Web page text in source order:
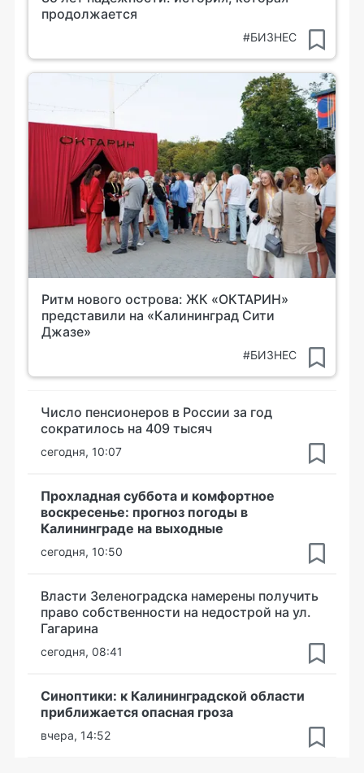
продолжается
#БИЗНЕС
Ритм нового острова: ЖК «ОКТАРИН»
представили на «Калининград Сити
Джазе»
#БИЗНЕС
Число пенсионеров в России за год
сократилось на 409 тысяч
сегодня, 10:07
Прохладная суббота и комфортное
воскресенье: прогноз погоды в
Калининграде на выходные
сегодня, 10:50
Власти Зеленоградска намерены получить
право собственности на недострой на ул.
Гагарина
сегодня, 08:41
Синоптики: к Калининградской области
приближается опасная гроза
вчера, 14:52